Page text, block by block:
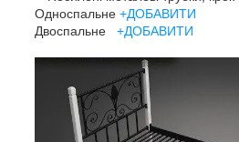
Односпальне +ДОБАВИТИ
Двоспальне +ДОБАВИТИ